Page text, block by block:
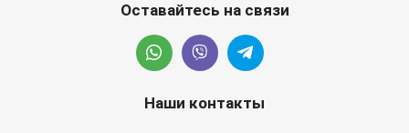
Оставайтесь на связи
Наши контакты